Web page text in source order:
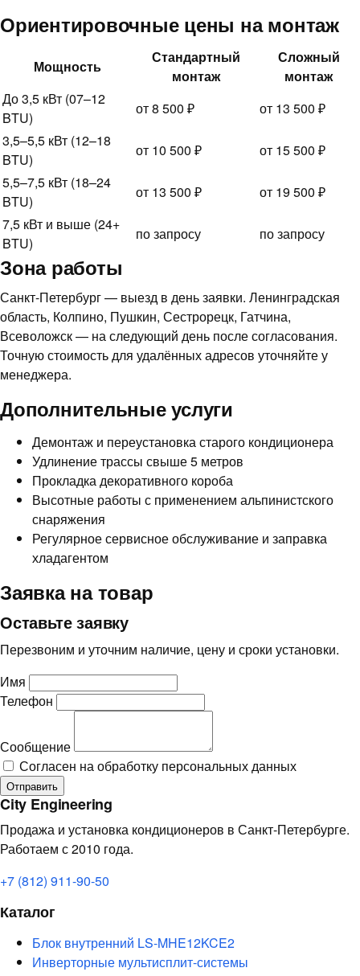
Ориентировочные цены на монтаж
Мощность
Стандартный
монтаж
Сложный
монтаж
До 3,5 кВт (07–12
BTU)
от 8 500 ₽
от 13 500 ₽
3,5–5,5 кВт (12–18
BTU)
от 10 500 ₽
от 15 500 ₽
5,5–7,5 кВт (18–24
BTU)
от 13 500 ₽
от 19 500 ₽
7,5 кВт и выше (24+
BTU)
по запросу по запросу
Зона работы
Санкт-Петербург — выезд в день заявки. Ленинградская
область, Колпино, Пушкин, Сестрорецк, Гатчина,
Всеволожск — на следующий день после согласования.
Точную стоимость для удалённых адресов уточняйте у
менеджера.
Дополнительные услуги
Демонтаж и переустановка старого кондиционера
Удлинение трассы свыше 5 метров
Прокладка декоративного короба
Высотные работы с применением альпинистского
снаряжения
Регулярное сервисное обслуживание и заправка
хладагентом
Заявка на товар
Оставьте заявку
Перезвоним и уточним наличие, цену и сроки установки.
Имя
Телефон
Сообщение
Согласен на обработку персональных данных
Отправить
City Engineering
Продажа и установка кондиционеров в Санкт-Петербурге.
Работаем с 2010 года.
+7 (812) 911-90-50
Каталог
Блок внутренний LS-MHE12KCE2
Инверторные мультисплит-системы